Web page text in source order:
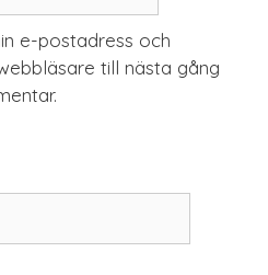
e-postadress och
till nästa gång